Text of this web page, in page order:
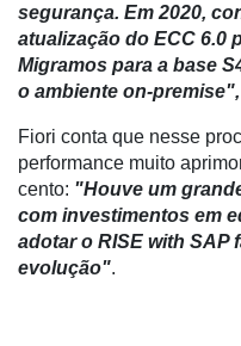
segurança. Em 2020,
atualização do ECC 6.0
Migramos para a base
o ambiente on-premise",
Fiori conta que nesse
performance muito
cento: "Houve um
com investimentos em
adotar o RISE with SAP
evolução".